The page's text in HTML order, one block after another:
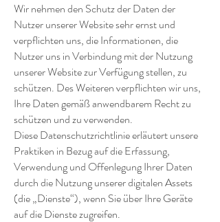
Wir nehmen den Schutz der Daten der
Nutzer unserer Website sehr ernst und
verpflichten uns, die Informationen, die
Nutzer uns in Verbindung mit der Nutzung
unserer Website zur Verfügung stellen, zu
schützen. Des Weiteren verpflichten wir uns,
Ihre Daten gemäß anwendbarem Recht zu
schützen und zu verwenden.
Diese Datenschutzrichtlinie erläutert unsere
Praktiken in Bezug auf die Erfassung,
Verwendung und Offenlegung Ihrer Daten
durch die Nutzung unserer digitalen Assets
(die „Dienste“), wenn Sie über Ihre Geräte
auf die Dienste zugreifen.